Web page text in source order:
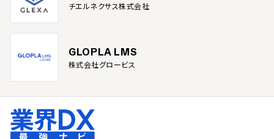
チエルネクサス株式会社
GLOPLA LMS
株式会社グロービス